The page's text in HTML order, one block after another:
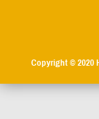
Copyright © 2020